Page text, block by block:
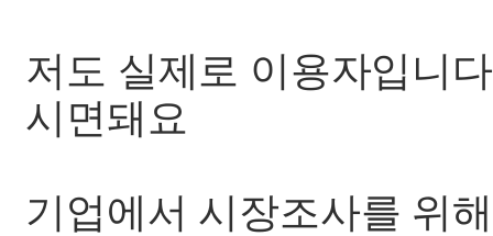
저도 실제로 이용자입니
시면돼요
기업에서 시장조사를 위